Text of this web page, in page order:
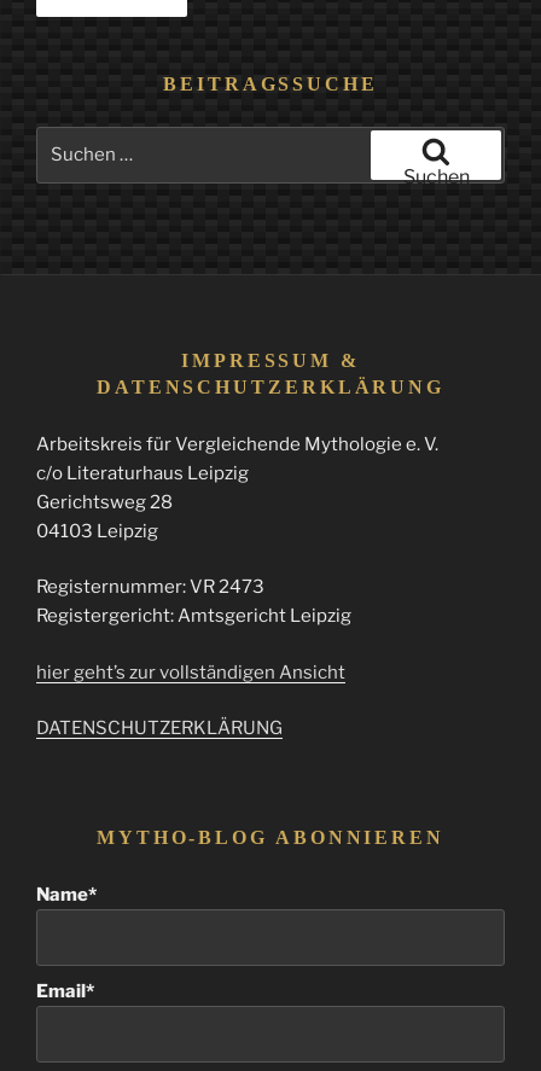
BEITRAGSSUCHE
Suchen
IMPRESSUM &
DATENSCHUTZERKLÄRUNG
Arbeitskreis für Vergleichende Mythologie e. V.
c/o Literaturhaus Leipzig
Gerichtsweg 28
04103 Leipzig
Registernummer: VR 2473
Registergericht: Amtsgericht Leipzig
hier geht’s zur vollständigen Ansicht
DATENSCHUTZERKLÄRUNG
MYTHO-BLOG ABONNIEREN
Name*
Email*